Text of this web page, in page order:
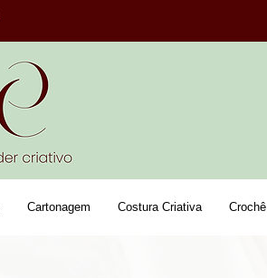
Cartonagem Costura Criativa Crochê